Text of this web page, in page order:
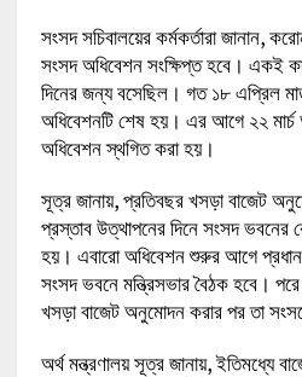
সংসদ সচিবালয়ের কর্মকর্তারা জানান,
সংসদ অধিবেশন সংক্ষিপ্ত হবে। একই
দিনের জন্য বসেছিল। গত ১৮ এপ্রিল
অধিবেশনটি শেষ হয়। এর আগে ২২ মার্চ
অধিবেশন স্থগিত করা হয়।
সূত্র জানায়, প্রতিবছর খসড়া বাজেট
প্রস্তাব উত্থাপনের দিনে সংসদ ভবনের
হয়। এবারো অধিবেশন শুরুর আগে
সংসদ ভবনে মন্ত্রিসভার বৈঠক হবে।
খসড়া বাজেট অনুমোদন করার পর তা
অর্থ মন্ত্রণালয় সূত্র জানায়, ইতিমধ্যে